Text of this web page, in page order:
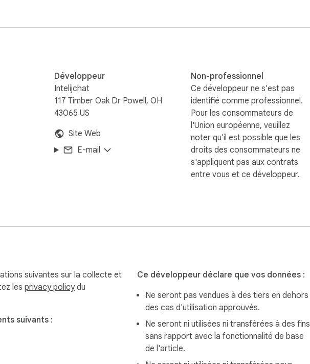
— export, sync et backup en un clic.
to-obsidian/
Développeur
Intelijchat
117 Timber Oak Dr Powell, OH
43065 US
Site Web
E-mail
Non-professionnel
Ce développeur ne s'est pas
identifié comme professionnel.
Pour les consommateurs de
l'Union européenne, veuillez
noter qu'il est possible que les
droits des consommateurs ne
s'appliquent pas aux contrats
entre vous et ce développeur.
suivantes sur la collecte et
les privacy policydu
suivants :
Ce développeur déclare que vos données :
Ne seront pas vendues à des tiers en dehors
des cas d'utilisation approuvés.
Ne seront ni utilisées ni transférées à des fins
sans rapport avec la fonctionnalité de base
de l'article.